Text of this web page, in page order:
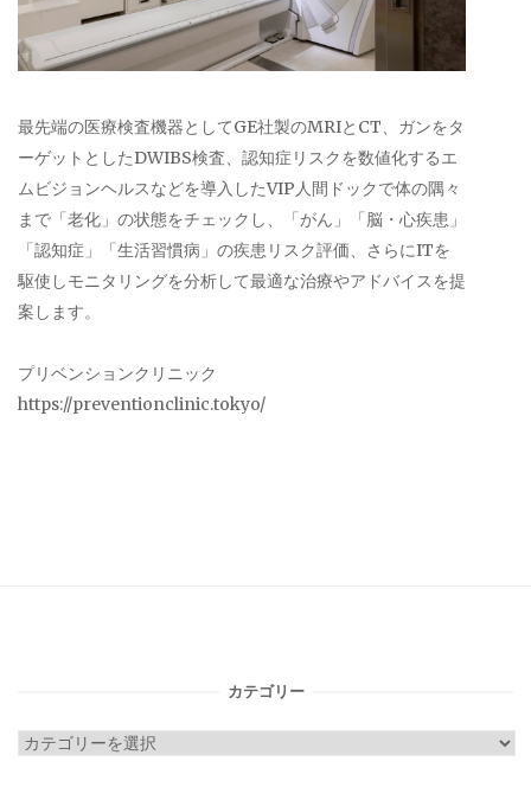
最先端の医療検査機器としてGE社製のMRIとCT、ガンをタ
ーゲットとしたDWIBS検査、認知症リスクを数値化するエ
ムビジョンヘルスなどを導入したVIP人間ドックで体の隅々
まで「老化」の状態をチェックし、「がん」「脳・心疾患」
「認知症」「生活習慣病」の疾患リスク評価、さらにITを
駆使しモニタリングを分析して最適な治療やアドバイスを提
案します。
プリベンションクリニック
https://preventionclinic.tokyo/
カテゴリー
カ